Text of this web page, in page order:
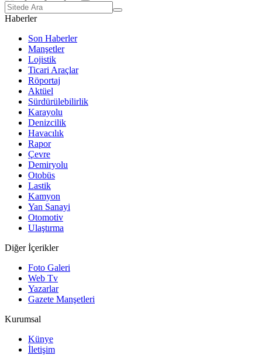
Haberler
Son Haberler
Manşetler
Lojistik
Ticari Araçlar
Röportaj
Aktüel
Sürdürülebilirlik
Karayolu
Denizcilik
Havacılık
Rapor
Çevre
Demiryolu
Otobüs
Lastik
Kamyon
Yan Sanayi
Otomotiv
Ulaştırma
Diğer İçerikler
Foto Galeri
Web Tv
Yazarlar
Gazete Manşetleri
Kurumsal
Künye
İletişim